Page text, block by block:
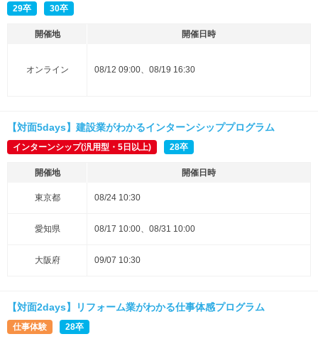
29卒
30卒
開催地 開催日時
オンライン 08/12 09:00、08/19 16:30
【対面5days】建設業がわかるインターンシッププログラム
インターンシップ(汎用型・5日以上) 28卒
開催地 開催日時
東京都 08/24 10:30
愛知県 08/17 10:00、08/31 10:00
大阪府 09/07 10:30
【対面2days】リフォーム業がわかる仕事体感プログラム
仕事体験 28卒